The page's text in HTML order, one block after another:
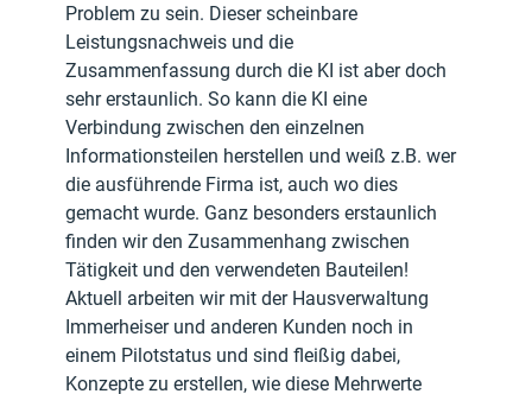
Problem zu sein. Dieser scheinbare
Leistungsnachweis und die
Zusammenfassung durch die KI ist aber doch
sehr erstaunlich. So kann die KI eine
Verbindung zwischen den einzelnen
Informationsteilen herstellen und weiß z.B. wer
die ausführende Firma ist, auch wo dies
gemacht wurde. Ganz besonders erstaunlich
finden wir den Zusammenhang zwischen
Tätigkeit und den verwendeten Bauteilen!
Aktuell arbeiten wir mit der Hausverwaltung
Immerheiser und anderen Kunden noch in
einem Pilotstatus und sind fleißig dabei,
Konzepte zu erstellen, wie diese Mehrwerte